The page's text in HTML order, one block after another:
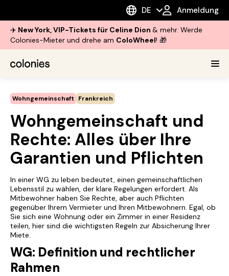
DE Anmeldung
✈️ New York, VIP-Tickets für Celine Dion & mehr. Werde
Colonies-Mieter und drehe am ColoWheel! 🎁
Wohngemeinschaft Frankreich
Wohngemeinschaft und
Rechte: Alles über Ihre
Garantien und Pflichten
In einer WG zu leben bedeutet, einen gemeinschaftlichen
Lebensstil zu wählen, der klare Regelungen erfordert. Als
Mitbewohner haben Sie Rechte, aber auch Pflichten
gegenüber Ihrem Vermieter und Ihren Mitbewohnern. Egal, ob
Sie sich eine Wohnung oder ein Zimmer in einer Residenz
teilen, hier sind die wichtigsten Regeln zur Absicherung Ihrer
Miete.
WG: Definition und rechtlicher
Rahmen